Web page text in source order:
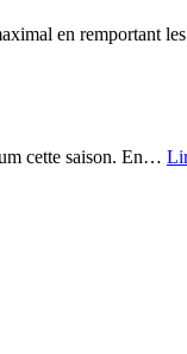
en remportant
cette saison. En…